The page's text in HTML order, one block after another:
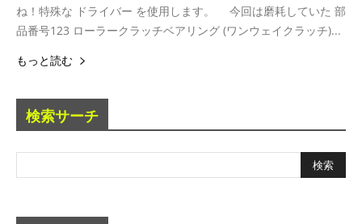
ね！特殊な ドライバー を使用します。 今回は磨耗していた 部
品番号123 ローラークラッチベアリング (ワンウェイクラッチ)...
もっと読む
検索サーチ